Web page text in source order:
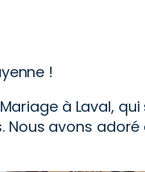
!
à Laval,
Nous avons